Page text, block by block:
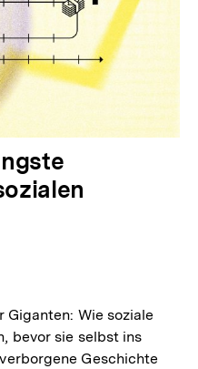
Wie soziale
bevor sie selbst ins
Geschichte